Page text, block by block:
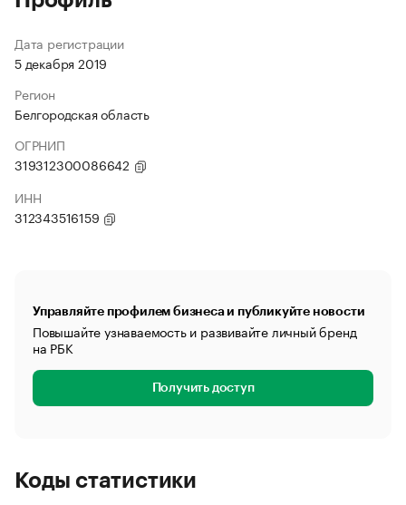
Дата регистрации
5 декабря 2019
Регион
Белгородская область
ОГРНИП
319312300086642
ИНН
312343516159
Управляйте профилем бизнеса и публикуйте новости
Повышайте узнаваемость и развивайте личный бренд
на РБК
Получить доступ
Коды статистики